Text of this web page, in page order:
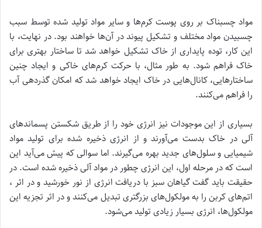
مواد چسبناک بر روی پوست کرم‌ها و سایر مواد تولید شده توسط سبب
چسبیدن مواد مختلف و تشکیل پیوند در آن‌ها خواهند بود. در نهایت، با
این کار، توده پایداری از خاک تشکیل خواهد شد تا ساختار بهتری برای
خاک فراهم شود. به طور مثال، با حرکت کرم‌های خاکی و ایجاد چنین
ساختارهایی، کانال‌هایی در خاک ایجاد خواهد شد که امکان گذردهی آب
را فراهم می‌کنند.
بسیاری از این موجودات نیز انرژی خود را از طریق شکستن پسماندهای
آلی در خاک بدست می‌آورند و از انرژی ذخیره شده برای تولید مواد
شیمیایی و سلول‌های جدید بهره می‌گیرند. اما سوالی که پیش می‌آید این
است که در مرحله اول، این انرژی چطور در مواد آلی ذخیره شده است. در
حقیقت باید گفت گیاهان سبز با دریافت انرژی از نور خورشید و در اثر ،
اتم‌های کربن را به مولکول‌های بزرگتری تبدیل می‌کنند و در اثر تجزیه این
مولکول‌ها، انرژی بسیار زیادی تولید می‌شود.